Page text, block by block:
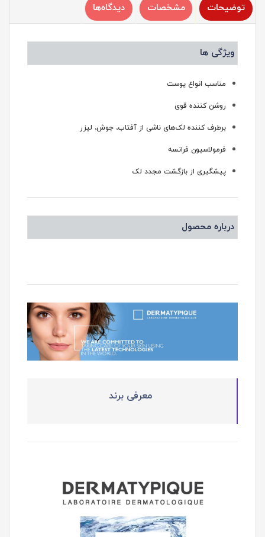
توضیحات مشخصات دیدگاه‌ها
ویژگی ها
مناسب انواع پوست
روشن کننده قوی
برطرف کننده لک‌های ناشی از آفتاب، جوش، لیزر
فرمولاسیون فرانسه
پیشگیری از بازگشت مجدد لک
درباره محصول
معرفی برند